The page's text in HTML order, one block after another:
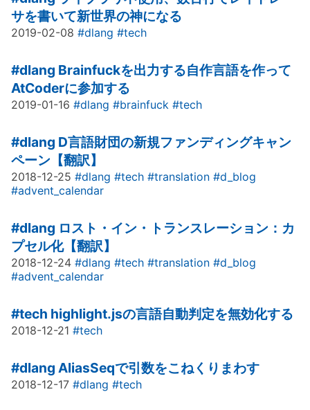
サを書いて新世界の神になる
2019-02-08 #dlang #tech
#dlang Brainfuckを出力する自作言語を作って
AtCoderに参加する
2019-01-16 #dlang #brainfuck #tech
#dlang D言語財団の新規ファンディングキャン
ペーン【翻訳】
2018-12-25 #dlang #tech #translation #d_blog
#advent_calendar
#dlang ロスト・イン・トランスレーション：カ
プセル化【翻訳】
2018-12-24 #dlang #tech #translation #d_blog
#advent_calendar
#tech highlight.jsの言語自動判定を無効化する
2018-12-21 #tech
#dlang AliasSeqで引数をこねくりまわす
2018-12-17 #dlang #tech